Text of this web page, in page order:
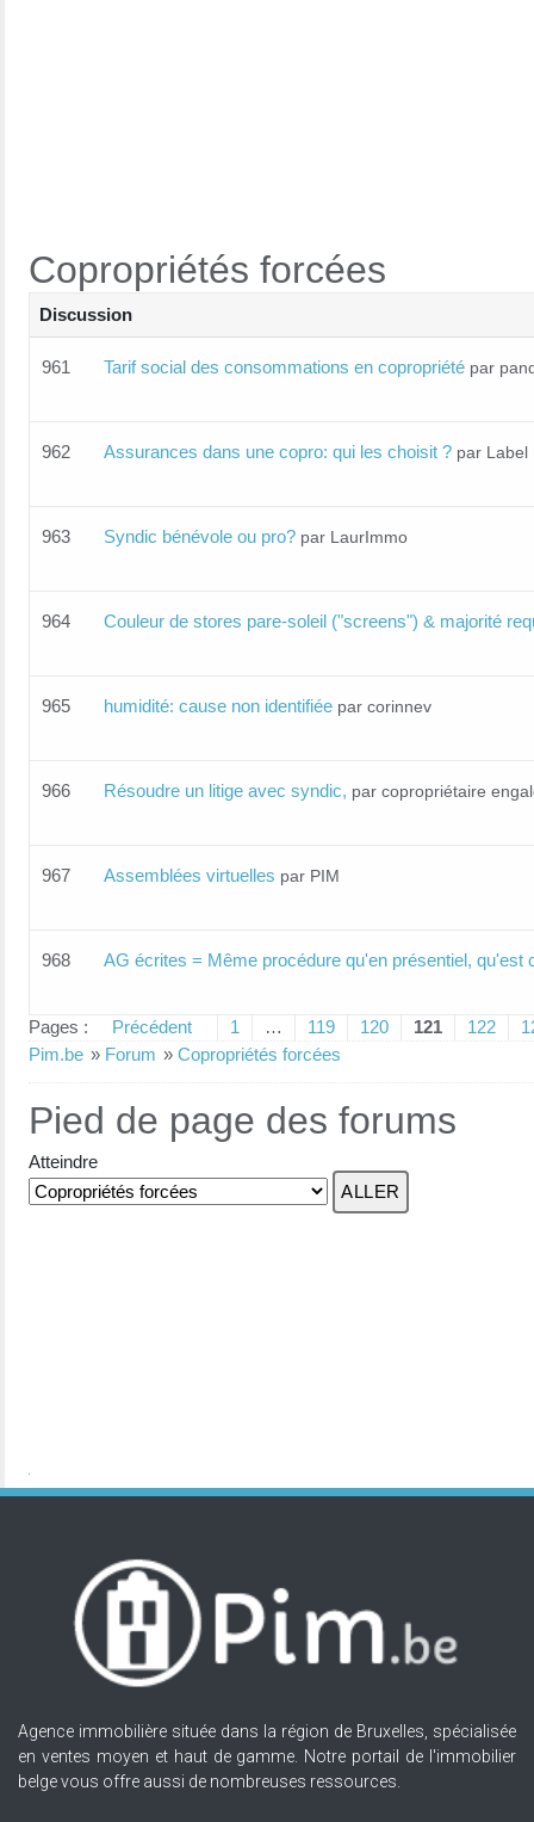
Copropriétés forcées
Discussion
961 Tarif social des consommations en copropriété par
962 Assurances dans une copro: qui les choisit ? par Label
963 Syndic bénévole ou pro? par LaurImmo
964 Couleur de stores pare-soleil ("screens") & majorité
965 humidité: cause non identifiée par corinnev
966 Résoudre un litige avec syndic, par copropriétaire
967 Assemblées virtuelles par PIM
968 AG écrites = Même procédure qu'en présentiel, qu'est
Pages : Précédent 1 … 119 120 121 122
Pim.be » Forum » Copropriétés forcées
Pied de page des forums
Atteindre
Agence immobilière située dans la région de Bruxelles, spécialisée
en ventes moyen et haut de gamme. Notre portail de l'immobilier
belge vous offre aussi de nombreuses ressources.